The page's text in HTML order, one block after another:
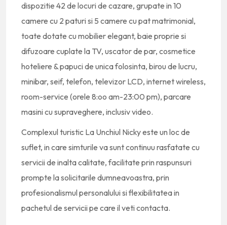
dispozitie 42 de locuri de cazare, grupate in 10
camere cu 2 paturi si 5 camere cu pat matrimonial,
toate dotate cu mobilier elegant, baie proprie si
difuzoare cuplate la TV, uscator de par, cosmetice
hoteliere & papuci de unica folosinta, birou de lucru,
minibar, seif, telefon, televizor LCD, internet wireless,
room-service (orele 8:oo am-23:00 pm), parcare
masini cu supraveghere, inclusiv video.
Complexul turistic La Unchiul Nicky este un loc de
suflet, in care simturile va sunt continuu rasfatate cu
servicii de inalta calitate, facilitate prin raspunsuri
prompte la solicitarile dumneavoastra, prin
profesionalismul personalului si flexibilitatea in
pachetul de servicii pe care il veti contacta.